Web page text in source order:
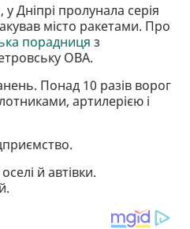
Дніпрі пролунала серія
місто ракетами. Про
порадниця з
ОВА.
Понад 10 разів ворог
артилерією і
й автівки.